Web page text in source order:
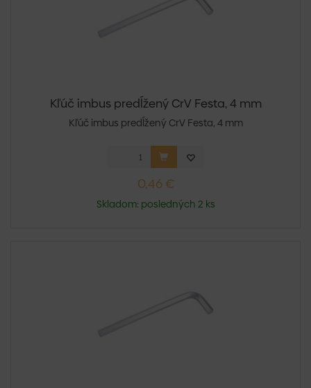
Kľúč imbus predĺžený CrV Festa, 4 mm
Kľúč imbus predĺžený CrV Festa, 4 mm
0,46 €
Skladom: posledných 2 ks